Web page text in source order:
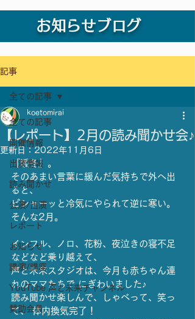
お知らせブログ
記事
全ての記事
開催情報
出演情報
読み聞かせ
公演/出演
レポート
お知らせ
講演/講座
YouTube 声と未来チャンネル
賛助会員
全ての記事
【レポート】2月の読み聞かせ会♪
koetomirai
更新日： 2022年11月6日
『暖冬』。
そのあまい言葉に緩んだ気持ちで外へ出
ると、
ピシャーッと冷気にやられて逆に寒い。
そんな2月。
インフル、ノロ、花粉、夜泣きの寝不足
などなど乗り越えて、
声と未来スタジオは、今月も赤ちゃん連
れのママたちで にぎわいました♪
読み聞かせ楽しんで、しゃべって、笑っ
て、 体内換気完了！